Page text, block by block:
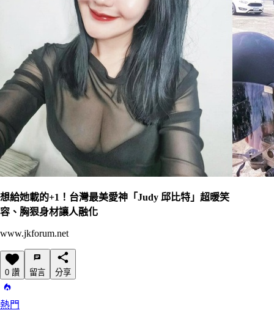
想給她載的+1！台灣最美愛神「Judy 邱比特」超暖笑
容、胸狠身材讓人融化
www.jkforum.net
0 讚 留言 分享
熱門